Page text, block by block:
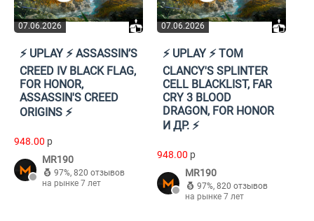
07.06.2026
⚡️ UPLAY ⚡️ ASSASSIN’S
CREED IV BLACK FLAG,
FOR HONOR,
ASSASSIN'S CREED
ORIGINS ⚡️
948.00 p
MR190
97%, 820 отзывов
на рынке 7 лет
07.06.2026
⚡️ UPLAY ⚡️ TOM
CLANCY'S SPLINTER
CELL BLACKLIST, FAR
CRY 3 BLOOD
DRAGON, FOR HONOR
И ДР. ⚡️
948.00 p
MR190
97%, 820 отзывов
на рынке 7 лет